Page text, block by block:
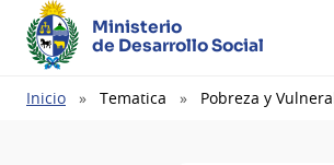
Ministerio
de Desarrollo Social
Ruta
Inicio Tematica Pobreza y